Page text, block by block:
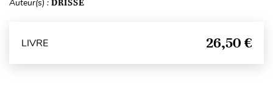
Auteur(s) : DRISSE
LIVRE 26,50 €